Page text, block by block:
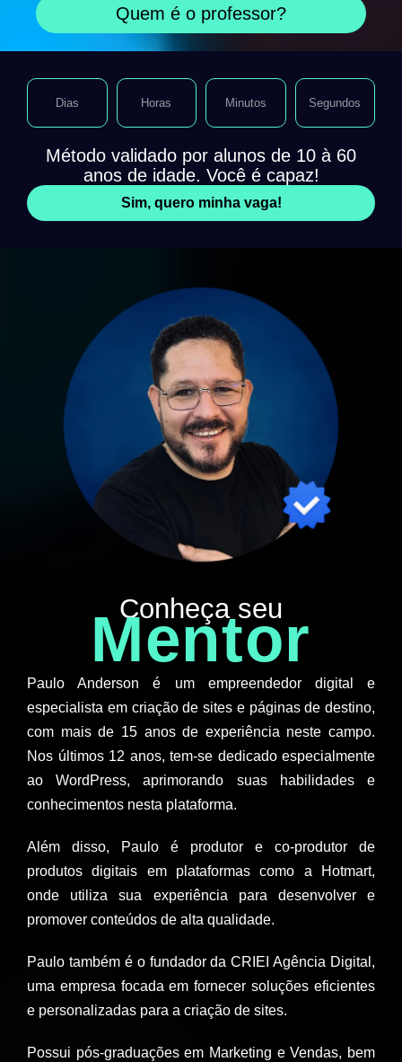
Quem é o professor?
Método validado por alunos de 10 à 60
anos de idade. Você é capaz!
Sim, quero minha vaga!
Dias Horas Minutos Segundos
Conheça seu
Mentor
Paulo Anderson é um empreendedor digital e
especialista em criação de sites e páginas de destino,
com mais de 15 anos de experiência neste campo.
Nos últimos 12 anos, tem-se dedicado especialmente
ao WordPress, aprimorando suas habilidades e
conhecimentos nesta plataforma.
Além disso, Paulo é produtor e co-produtor de
produtos digitais em plataformas como a Hotmart,
onde utiliza sua experiência para desenvolver e
promover conteúdos de alta qualidade.
Paulo também é o fundador da CRIEI Agência Digital,
uma empresa focada em fornecer soluções eficientes
e personalizadas para a criação de sites.
Possui pós-graduações em Marketing e Vendas, bem